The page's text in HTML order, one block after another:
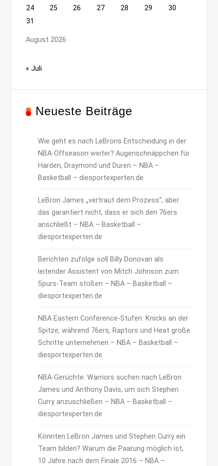
August 2026
24
25 26 27 28 29
30
31
« Juli
Neueste Beiträge
Wie geht es nach LeBrons Entscheidung in der
NBA-Offseason weiter? Augenschnäppchen für
Harden, Draymond und Duren – NBA –
Basketball – diesportexperten.de
LeBron James „vertraut dem Prozess“, aber
das garantiert nicht, dass er sich den 76ers
anschließt – NBA – Basketball –
diesportexperten.de
Berichten zufolge soll Billy Donovan als
leitender Assistent von Mitch Johnson zum
Spurs-Team stoßen – NBA – Basketball –
diesportexperten.de
NBA Eastern Conference-Stufen: Knicks an der
Spitze, während 76ers, Raptors und Heat große
Schritte unternehmen – NBA – Basketball –
diesportexperten.de
NBA-Gerüchte: Warriors suchen nach LeBron
James und Anthony Davis, um sich Stephen
Curry anzuschließen – NBA – Basketball –
diesportexperten.de
Könnten LeBron James und Stephen Curry ein
Team bilden? Warum die Paarung möglich ist,
10 Jahre nach dem Finale 2016 – NBA –